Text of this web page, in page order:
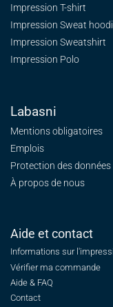
Impression T-shirt
Impression Sweat
Impression Sweatshirt
Impression Polo
Labasni
Mentions obligatoires
Emplois
Protection des données
À propos de nous
Aide et contact
Informations sur
Vérifier ma commande
Aide & FAQ
Contact